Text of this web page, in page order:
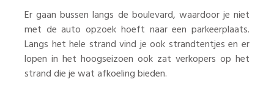
Er gaan bussen langs de boulevard, waardoor je niet
met de auto opzoek hoeft naar een parkeerplaats.
Langs het hele strand vind je ook strandtentjes en er
lopen in het hoogseizoen ook zat verkopers op het
strand die je wat afkoeling bieden.